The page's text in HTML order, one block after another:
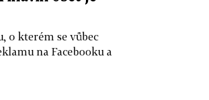
o kterém se vůbec
na Facebooku a